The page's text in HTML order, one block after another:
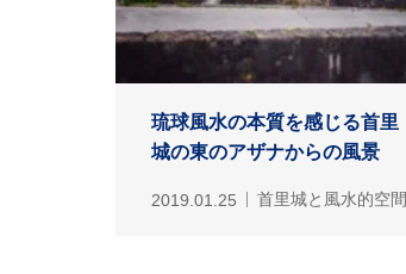
琉球風水の本質を感じる首里
城の東のアザナからの風景
2019.01.25 首里城と風水的空間